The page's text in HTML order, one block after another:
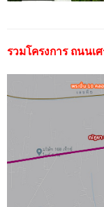
รวมโครงการ ถนนเ